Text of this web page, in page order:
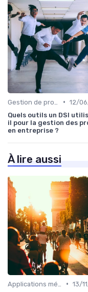
• 12/
Quels outils un DSI
il pour la gestion des
en entreprise ?
À lire aussi
• 13/